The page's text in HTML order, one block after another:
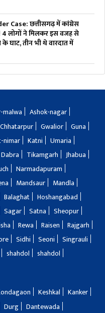
Case: छत्तीसगढ़ में कांग्रेस
4 लोगों ने मिलकर इस वजह से
के घाट, तीन भी थे वारदात में
malwa
Ashok-nagar
Chhatarpur Gwalior
Guna
nimar Katni
Umaria
Dabra Tikamgarh
Jhabua
Narmadapuram
Mandsaur
Mandla
Balaghat
Hoshangabad
Sagar Satna
Sheopur
Rewa Raisen
Rajgarh
Sidhi Seoni
Singrauli
shahdol
shahdol
Keshkal
Kanker
Durg
Dantewada